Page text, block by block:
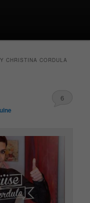
CHRISTINA CORDULA
6